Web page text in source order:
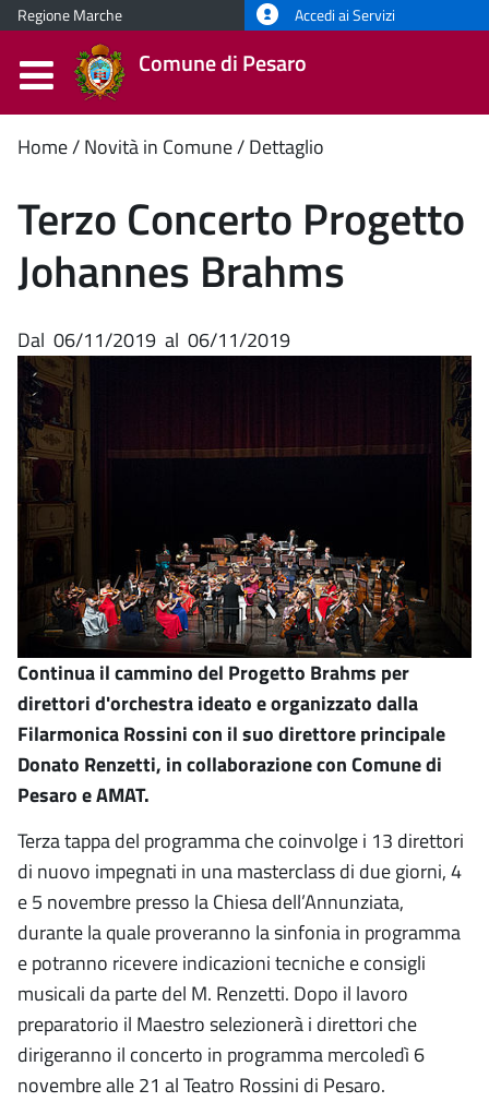
Regione Marche Accedi ai Servizi
Comune di Pesaro
Contenuto
principale
Home Novità in Comune Dettaglio
Terzo Concerto Progetto
Johannes Brahms
Dal 06/11/2019 al 06/11/2019
Continua il cammino del Progetto Brahms per
direttori d'orchestra ideato e organizzato dalla
Filarmonica Rossini con il suo direttore principale
Donato Renzetti, in collaborazione con Comune di
Pesaro e AMAT.
Terza tappa del programma che coinvolge i 13 direttori
di nuovo impegnati in una masterclass di due giorni, 4
e 5 novembre presso la Chiesa dell’Annunziata,
durante la quale proveranno la sinfonia in programma
e potranno ricevere indicazioni tecniche e consigli
musicali da parte del M. Renzetti. Dopo il lavoro
preparatorio il Maestro selezionerà i direttori che
dirigeranno il concerto in programma mercoledì 6
novembre alle 21 al Teatro Rossini di Pesaro.